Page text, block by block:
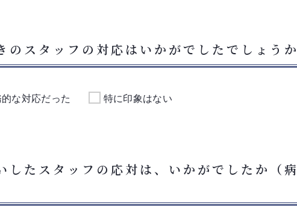
のスタッフの対応はいかがでしたでしょうか
な対応だった 特に印象はない
したスタッフの応対は、いかがでしたか（病